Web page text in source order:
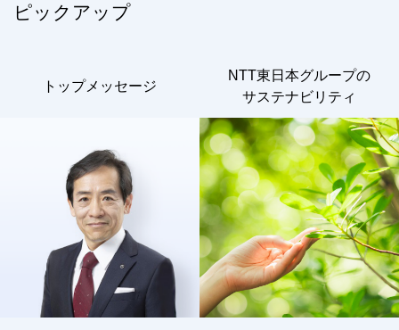
ピックアップ
トップメッセージ
NTT東日本グループの
サステナビリティ